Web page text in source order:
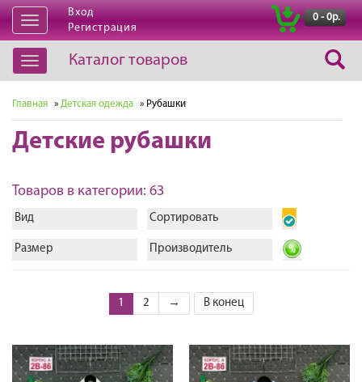
Открыть
навигацию
Вход
Регистрация
0 - 0р.
Открыть
навигацию
Каталог товаров
Главная » Детская одежда » Рубашки
Детские рубашки
Товаров в категории: 63
Вид Сортировать
Размер Производитель
1 2 → В конец